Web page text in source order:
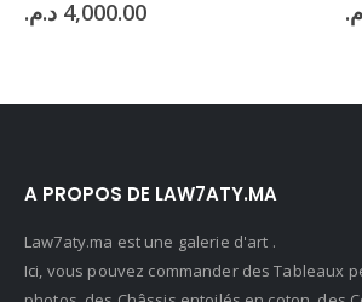
4,500.00 د.م.
A PROPOS DE LAW7ATY.MA
Law7aty.ma est une galerie d'art .
Ici, vous pouvez commander des Tableaux